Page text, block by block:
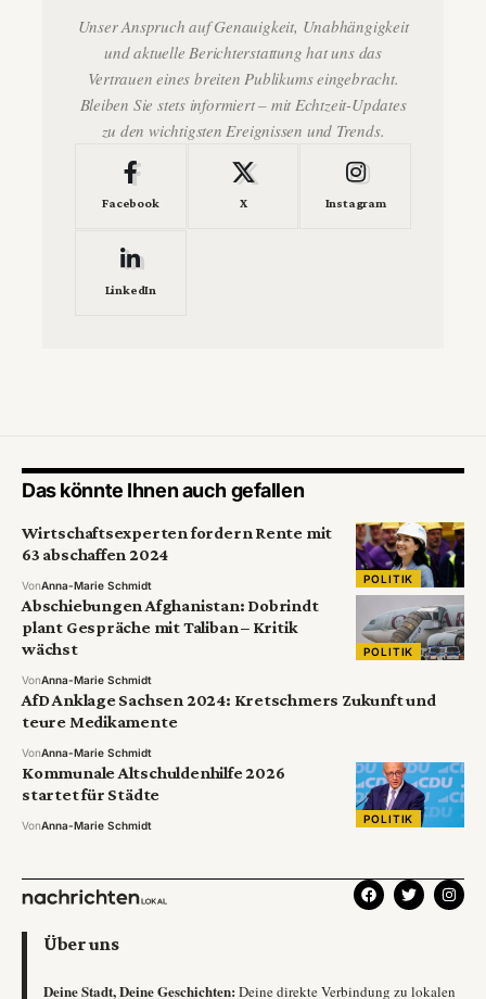
Unser Anspruch auf Genauigkeit, Unabhängigkeit
und aktuelle Berichterstattung hat uns das
Vertrauen eines breiten Publikums eingebracht.
Bleiben Sie stets informiert – mit Echtzeit-Updates
zu den wichtigsten Ereignissen und Trends.
Facebook X Instagram
LinkedIn
Das könnte Ihnen auch gefallen
POLITIK
Wirtschaftsexperten fordern Rente mit
63 abschaffen 2024
VonAnna-Marie Schmidt
POLITIK
Abschiebungen Afghanistan: Dobrindt
plant Gespräche mit Taliban – Kritik
wächst
VonAnna-Marie Schmidt
AfD Anklage Sachsen 2024: Kretschmers Zukunft und
teure Medikamente
VonAnna-Marie Schmidt
POLITIK
Kommunale Altschuldenhilfe 2026
startet für Städte
VonAnna-Marie Schmidt
Über uns
Deine Stadt, Deine Geschichten: Deine direkte Verbindung zu lokalen